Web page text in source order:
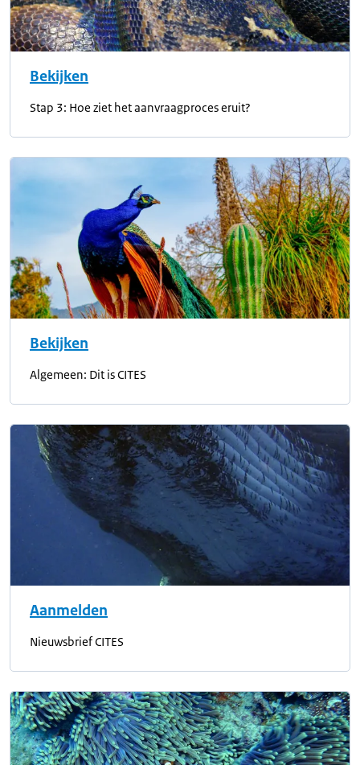
Bekijken
Stap 3: Hoe ziet het aanvraagproces eruit?
Bekijken
Algemeen: Dit is CITES
Aanmelden
Nieuwsbrief CITES